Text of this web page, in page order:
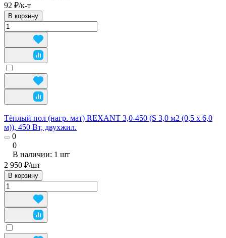
92 ₽/к-т
В корзину
Тёплый пол (нагр. мат) REXANT 3,0-450 (S 3,0 м2 (0,5 х 6,0
м)), 450 Вт, двухжил.
0
0
В наличии: 1 шт
2 950 ₽/шт
В корзину